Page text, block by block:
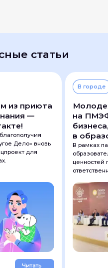
статьи
из приюта
—
Дело» вновь
для
Читать
В городе
на
в
В рамках
ценностей
обсудили,
и должны
поколения.